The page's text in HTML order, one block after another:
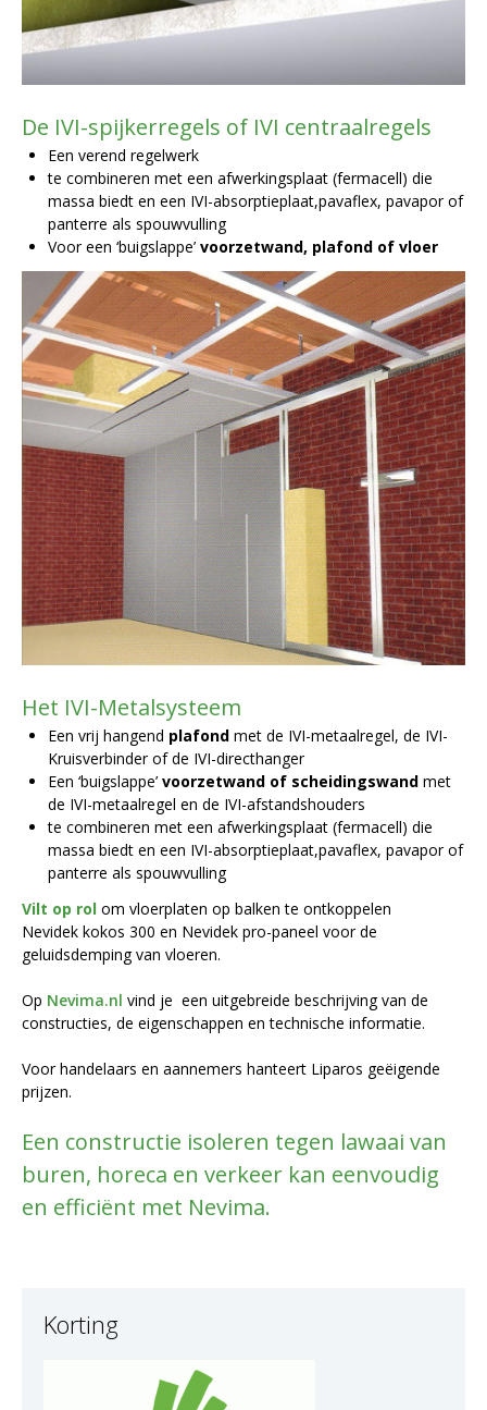
De IVI-spijkerregels of IVI centraalregels
Een verend regelwerk
te combineren met een afwerkingsplaat (fermacell) die
massa biedt en een IVI-absorptieplaat,pavaflex, pavapor of
panterre als spouwvulling
Voor een ‘buigslappe’ voorzetwand, plafond of vloer
Het IVI-Metalsysteem
Een vrij hangend plafond met de IVI-metaalregel, de IVI-
Kruisverbinder of de IVI-directhanger
Een ‘buigslappe’ voorzetwand of scheidingswand met
de IVI-metaalregel en de IVI-afstandshouders
te combineren met een afwerkingsplaat (fermacell) die
massa biedt en een IVI-absorptieplaat,pavaflex, pavapor of
panterre als spouwvulling
Vilt op rol om vloerplaten op balken te ontkoppelen
Nevidek kokos 300 en Nevidek pro-paneel voor de
geluidsdemping van vloeren.
Op Nevima.nl vind je een uitgebreide beschrijving van de
constructies, de eigenschappen en technische informatie.
Voor handelaars en aannemers hanteert Liparos geëigende
prijzen.
Een constructie isoleren tegen lawaai van
buren, horeca en verkeer kan eenvoudig
en efficiënt met Nevima.
Korting